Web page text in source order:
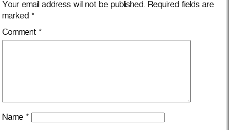
Your email address will not be published. Required fields are
marked *
Comment *
Name *